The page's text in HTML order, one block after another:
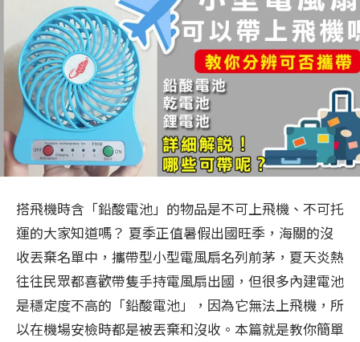
搭飛機時含「鉛酸電池」的物品是不可上飛機、不可托
運的大家知道嗎？ 夏季正值暑假出國旺季，海關的沒
收丟棄名單中，攜帶型小型電風扇名列前茅，夏天炎熱
往往民眾都喜歡帶隻手持電風扇出國，但很多內建電池
是穩定度不高的「鉛酸電池」，因為它無法上飛機，所
以在機場安檢時都是被丟棄和沒收。本篇就是教你簡單